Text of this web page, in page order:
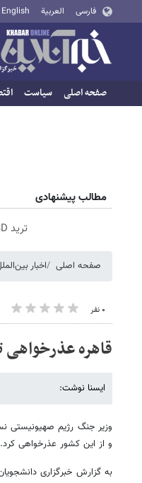
فارسی العربية English
صفحه اصلی سیاست
مطالب پیشنهادی
ترید EURUSD با اسپرد از صفر پیپ
صفحه اصلی اخبار
۰ نفر
قاهره عذرخواهی
ایسنا نوشت:
وزیر جنگ رژیم صهیونیستی
و از این کشور عذرخواهی کرد.
به گزارش خبرگزاری